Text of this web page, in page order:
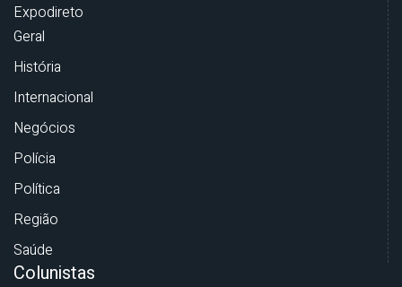
Expodireto
Geral
História
Internacional
Negócios
Polícia
Política
Região
Saúde
Colunistas